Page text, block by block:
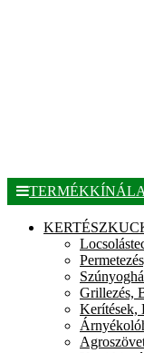
Grillezés,
Kerítések,